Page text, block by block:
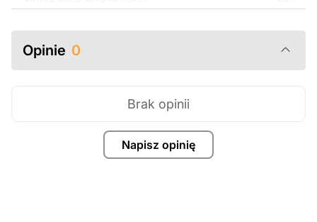
zawsze chętnie pomożemy.
Opinie 0
Napisz opinię
Brak opinii